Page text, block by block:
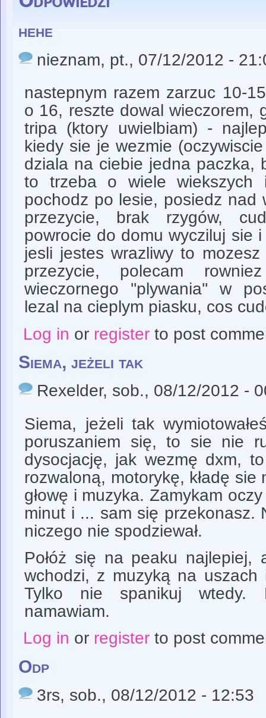
hehe
nieznam, pt., 07/12/2012 -
nastepnym razem zarzuc 10-
o 16, reszte dowal wieczorem,
tripa (ktory uwielbiam) -
kiedy sie je wezmie
dziala na ciebie jedna paczka,
to trzeba o wiele wiekszych
pochodz po lesie, posiedz nad
przezycie, brak rzygów,
powrocie do domu wycziluj sie
jesli jestes wrazliwy to
przezycie, polecam
wieczornego ''plywania'' w
lezal na cieplym piasku, cos
Log in or registerto post
Siema, jeżeli tak
Rexelder, sob., 08/12/2012 -
Siema, jeżeli tak
poruszaniem się, to sie nie
dysocjację, jak wezmę dxm,
rozwaloną, motorykę, kładę sie
głowę i muzyka. Zamykam
minut i ... sam się przekonasz.
niczego nie spodziewał.
Połóż się na peaku najlepiej,
wchodzi, z muzyką na
Tylko nie spanikuj
namawiam.
Log in or registerto post
Odp
3rs, sob., 08/12/2012 - 12:53